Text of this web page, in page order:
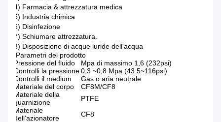
4) Farmacia & attrezzatura medica
5) Industria chimica
6) Disinfezione
7) Schiumare attrezzatura.
8) Disposizione di acque luride dell'acqua
Parametri del prodotto
Pressione del fluido
Mpa di massimo 1,6 (232psi)
Controlli la pressione0,3 ~0,8 Mpa (43.5~116psi)
Controlli il medium
Gas o aria neutrale
Materiale del corpo
CF8M/CF8
Materiale della
guarnizione
PTFE
Materiale
dell'azionatore
CF8